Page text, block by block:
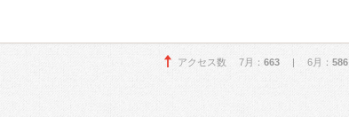
アクセス数 7月： 663 | 6月： 586